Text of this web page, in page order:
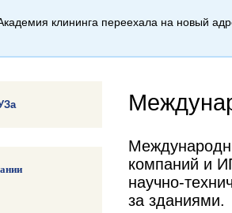
клининга переехала на новый
компаний и
научно-
за зданиями.